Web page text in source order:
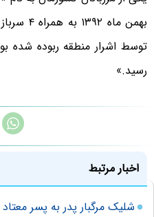
بهمن
توسط اشرار منطقه ربوده شده
رسید.»
اخبار مرتبط
شلیک مرگبار پدر به پسر معتاد